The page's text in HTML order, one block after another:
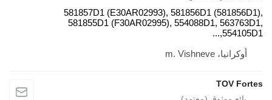
581857D1 (E30AR02993),
581855D1 (F30AR02995),